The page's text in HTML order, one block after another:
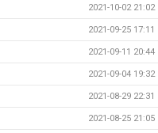
2021-10-02 21:02
2021-09-25 17:11
2021-09-11 20:44
2021-09-04 19:32
2021-08-29 22:31
2021-08-25 21:05